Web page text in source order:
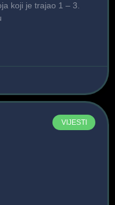
koji je trajao 1 – 3.
VIJESTI